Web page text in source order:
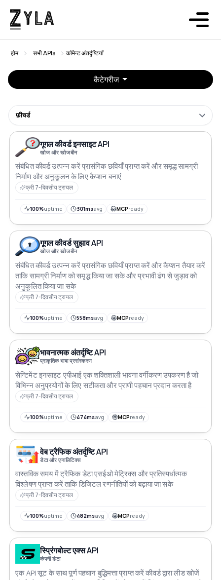
होम सभी APIs कॉमेन्ट अंतर्दृष्टियाँ
कैटेगरीज
फ़ीचर्ड
गूगल कीवर्ड इनसाइट API
खोज और खोजबीन
संबंधित कीवर्ड उत्पन्न करें प्रासंगिक छवियाँ प्राप्त करें और समृद्ध सामग्री
निर्माण और अनुकूलन के लिए कैप्शन बनाएं
फ्री 7-दिवसीय ट्रायल
100%uptime 301msavg MCPready
गूगल कीवर्ड सुझाव API
खोज और खोजबीन
संबंधित कीवर्ड उत्पन्न करें प्रासंगिक छवियाँ प्राप्त करें और कैप्शन तैयार करें
ताकि सामग्री निर्माण को समृद्ध किया जा सके और प्रभावी ढंग से जुड़ाव को
अनुकूलित किया जा सके
फ्री 7-दिवसीय ट्रायल
100%uptime 558msavg MCPready
भावनात्मक अंतर्दृष्टि API
प्राकृतिक भाषा प्रसंस्करण
सेन्टिमेंट इनसाइट एपीआई एक शक्तिशाली भावना वर्गीकरण उपकरण है जो
विभिन्न अनुप्रयोगों के लिए सटीकता और प्राणी पहचान प्रदान करता है
फ्री 7-दिवसीय ट्रायल
100%uptime 474msavg MCPready
वेब ट्रैफिक अंतर्दृष्टि API
डेटा और एनालिटिक्स
वास्तविक समय में ट्रैफिक डेटा एसईओ मेट्रिक्स और प्रतिस्पर्धात्मक
विश्लेषण प्राप्त करें ताकि डिजिटल रणनीतियों को बढ़ाया जा सके
फ्री 7-दिवसीय ट्रायल
100%uptime 482msavg MCPready
स्प्रिंगबोल्ट एक्स API
कंपनी डेटा
एक API सूट के साथ पूर्ण पहचान बुद्धिमत्ता प्राप्त करें कीवर्ड द्वारा लीड खोजें